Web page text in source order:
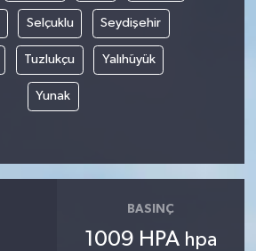
Selçuklu Seydişehir
Tuzlukçu Yalıhüyük
Yunak
BASINÇ
1009 HPA hpa